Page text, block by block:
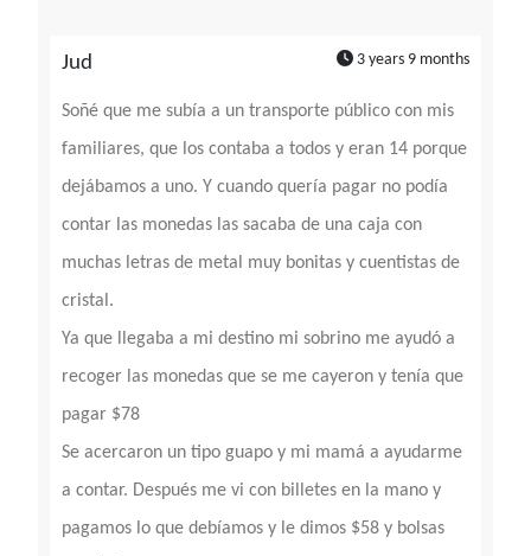
Jud 3 years 9 months
Soñé que me subía a un transporte público con mis
familiares, que los contaba a todos y eran 14 porque
dejábamos a uno. Y cuando quería pagar no podía
contar las monedas las sacaba de una caja con
muchas letras de metal muy bonitas y cuentistas de
cristal.
Ya que llegaba a mi destino mi sobrino me ayudó a
recoger las monedas que se me cayeron y tenía que
pagar $78
Se acercaron un tipo guapo y mi mamá a ayudarme
a contar. Después me vi con billetes en la mano y
pagamos lo que debíamos y le dimos $58 y bolsas